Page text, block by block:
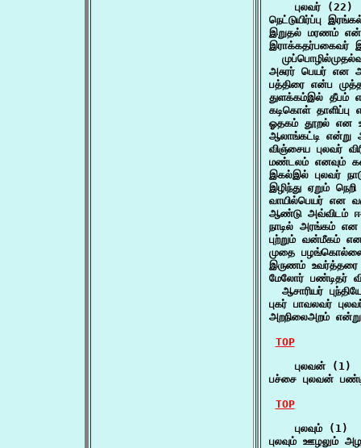
    புலவர் (22)
நெட்டுயிர்ப்பு
இறுதல் மரணம்
இராக்கதர்பகைவர்
அசுரர் பெயர் என
பத்திரை என்ப
துளக்கம்இல் தீபம்
கடிகொள்
ஓதகம் தூறல் என
ஆலாங்கட்டி
விஞ்சைய புலவர்
மண்டலம் எனவும்
இகல்இல் புலவர்
இழிந்து ஏறும்
வாயில்பெயர் என
ஆண்டு அவ்விடம்
நாடில் அரங்கம்
புற்றும் வன்மீகம்
முதை
இருணம்
மேலோர் பண்டிதர்
ஆசாரியர்
புகர் பாவலவர்
அறநிலைஅறம்
TOP
    புலவன் (1)
பச்சை புலவன்
TOP
    புலவும் (1)
புலவும் ஊழலும்